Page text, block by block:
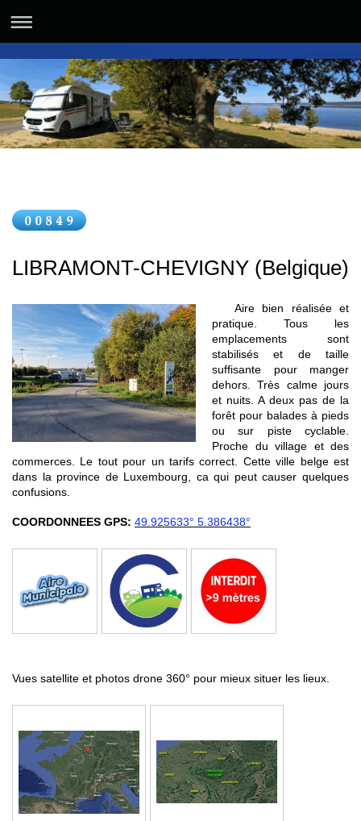
LIBRAMONT-CHEVIGNY (Belgique)
Aire bien réalisée et
pratique. Tous les
emplacements sont
stabilisés et de taille
suffisante pour manger
dehors. Très calme jours
et nuits. A deux pas de la
forêt pour balades à pieds
ou sur piste cyclable.
Proche du village et des
commerces. Le tout pour un tarifs correct. Cette ville belge est
dans la province de Luxembourg, ca qui peut causer quelques
confusions.
COORDONNEES GPS: 49.925633° 5.386438°
Vues satellite et photos drone 360° pour mieux situer les lieux.